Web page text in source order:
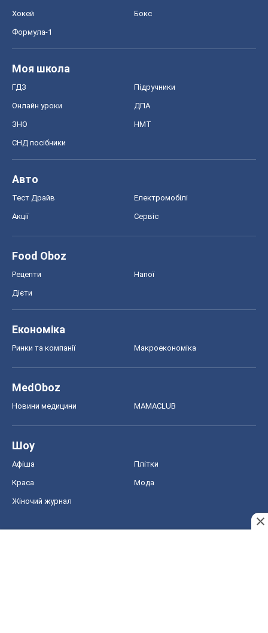
Хокей Бокс
Формула-1
Моя школа
ГДЗ Підручники
Онлайн уроки ДПА
ЗНО НМТ
СНД посібники
Авто
Тест Драйв Електромобілі
Акції Сервіс
Food Oboz
Рецепти Напої
Дієти
Економіка
Ринки та компанії Макроекономіка
MedOboz
Новини медицини MAMACLUB
Шоу
Афіша Плітки
Краса Мода
Жіночий журнал